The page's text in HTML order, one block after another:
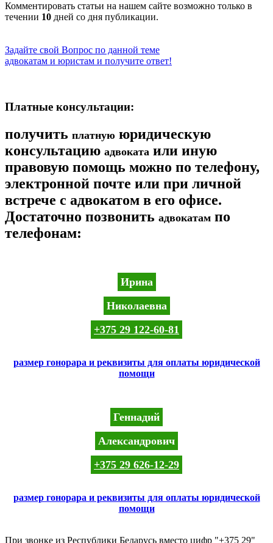
Комментировать статьи на нашем сайте возможно только в
течении 10 дней со дня публикации.
Задайте свой Вопрос по данной теме
адвокатам и юристам и получите ответ!
Платные консультации:
получить платную юридическую
консультацию адвоката или иную
правовую помощь можно по телефону,
электронной почте или при личной
встрече с адвокатом в его офисе.
Достаточно позвонить адвокатам по
телефонам:
Ирина
Николаевна
+375 29 122-60-81
размер гонорара и реквизиты для оплаты юридической
помощи
Геннадий
Александрович
+375 29 626-12-29
размер гонорара и реквизиты для оплаты юридической
помощи
При звонке из Республики Беларусь вместо цифр "+375 29"